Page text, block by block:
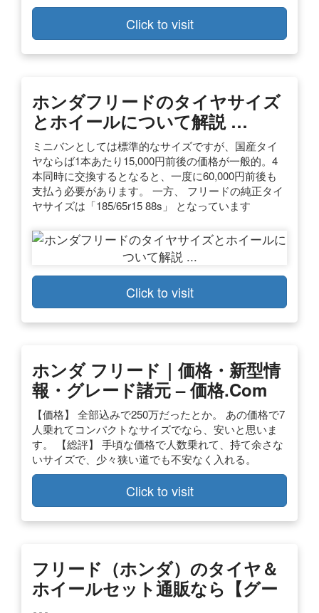
Click to visit
ホンダフリードのタイヤサイズ
とホイールについて解説 …
ミニバンとしては標準的なサイズですが、国産タイ
ヤならば1本あたり15,000円前後の価格が一般的。4
本同時に交換するとなると、一度に60,000円前後も
支払う必要があります。 一方、 フリードの純正タイ
ヤサイズは「185/65r15 88s」 となっています
Click to visit
ホンダ フリード｜価格・新型情
報・グレード諸元 – 価格.com
【価格】 全部込みで250万だったとか。 あの価格で7
人乗れてコンパクトなサイズでなら、安いと思いま
す。 【総評】 手頃な価格で人数乗れて、持て余さな
いサイズで、少々狭い道でも不安なく入れる。
Click to visit
フリード（ホンダ）のタイヤ＆
ホイールセット通販なら【グー
…